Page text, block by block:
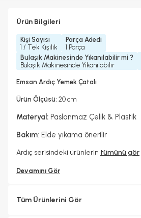
Ürün Bilgileri
Kişi Sayısı
1 / Tek Kişilik
Parça Adedi
1 Parça
Bulaşık Makinesinde Yıkanılabilir mi ?
Bulaşık Makinesinde Yıkanılabilir
Emsan Ardıç Yemek Çatalı
Ürün Ölçüsü: 20 cm
Materyal: Paslanmaz Çelik & Plastik
Bakım: Elde yıkama önerilir
Ardıç serisindeki ürünlerin tümünü gör
Devamını Gör
Tüm Ürünlerini Gör